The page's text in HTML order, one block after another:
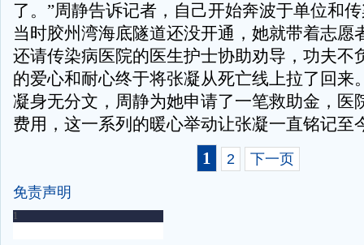
了。”周静告诉记者，自己开始奔波于单位和
当时胶州湾海底隧道还没开通，她就带着志愿
还请传染病医院的医生护士协助劝导，功夫不
的爱心和耐心终于将张凝从死亡线上拉了回来
凝身无分文，周静为她申请了一笔救助金，医
费用，这一系列的暖心举动让张凝一直铭记至
1
2 下一页
免责声明